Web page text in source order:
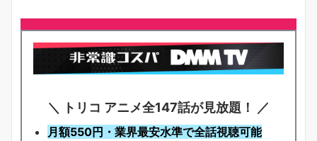
＼ トリコ アニメ全147話が見放題！ ／
月額550円・業界最安水準で全話視聴可能